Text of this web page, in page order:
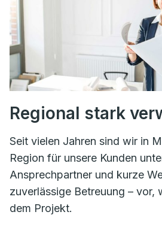
Regional stark
Seit vielen Jahren sind wir in
Region für unsere Kunden
Ansprechpartner und kurze
zuverlässige Betreuung – vor,
dem Projekt.